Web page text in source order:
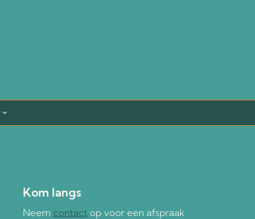
Kom langs
Neem contact op voor een afspraak